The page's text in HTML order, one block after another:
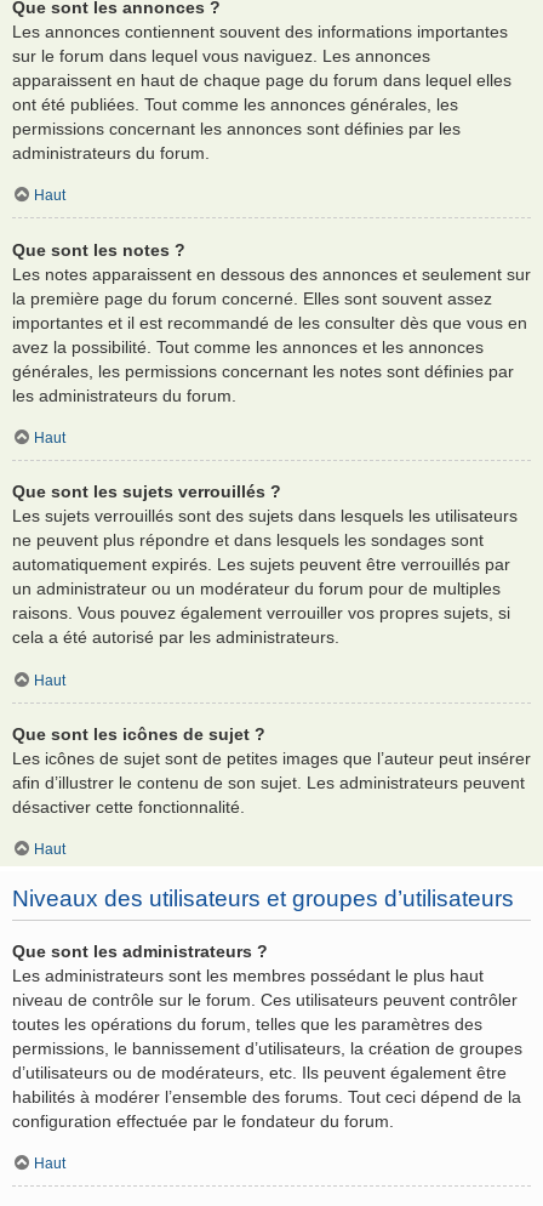
Que sont les annonces ?
Les annonces contiennent souvent des informations importantes
sur le forum dans lequel vous naviguez. Les annonces
apparaissent en haut de chaque page du forum dans lequel elles
ont été publiées. Tout comme les annonces générales, les
permissions concernant les annonces sont définies par les
administrateurs du forum.
Haut
Que sont les notes ?
Les notes apparaissent en dessous des annonces et seulement sur
la première page du forum concerné. Elles sont souvent assez
importantes et il est recommandé de les consulter dès que vous en
avez la possibilité. Tout comme les annonces et les annonces
générales, les permissions concernant les notes sont définies par
les administrateurs du forum.
Haut
Que sont les sujets verrouillés ?
Les sujets verrouillés sont des sujets dans lesquels les utilisateurs
ne peuvent plus répondre et dans lesquels les sondages sont
automatiquement expirés. Les sujets peuvent être verrouillés par
un administrateur ou un modérateur du forum pour de multiples
raisons. Vous pouvez également verrouiller vos propres sujets, si
cela a été autorisé par les administrateurs.
Haut
Que sont les icônes de sujet ?
Les icônes de sujet sont de petites images que l’auteur peut insérer
afin d’illustrer le contenu de son sujet. Les administrateurs peuvent
désactiver cette fonctionnalité.
Haut
Niveaux des utilisateurs et groupes d’utilisateurs
Que sont les administrateurs ?
Les administrateurs sont les membres possédant le plus haut
niveau de contrôle sur le forum. Ces utilisateurs peuvent contrôler
toutes les opérations du forum, telles que les paramètres des
permissions, le bannissement d’utilisateurs, la création de groupes
d’utilisateurs ou de modérateurs, etc. Ils peuvent également être
habilités à modérer l’ensemble des forums. Tout ceci dépend de la
configuration effectuée par le fondateur du forum.
Haut